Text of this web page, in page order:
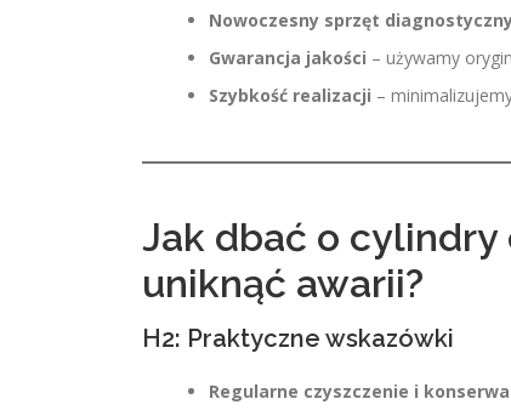
Nowoczesny sprzęt
Gwarancja jakości – używamy
Szybkość realizacji –
Jak dbać o
uniknąć awarii?
H2: Praktyczne wskazówki
Regularne czyszczenie i